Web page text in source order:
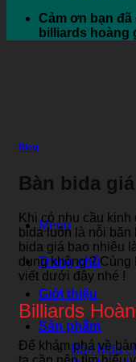
Cảm ơn bạn
billiards hoàng
Menu
Trang chủ
Giới thiệu
Sản phẩm
Bàn bida
Blog
Bàn bida
Khi có nhu cầu
bida luôn là nỗi
bida giá bao nhiêu
dụng không ?
viết dưới đây nhé !
Billiards
Để khám phá về